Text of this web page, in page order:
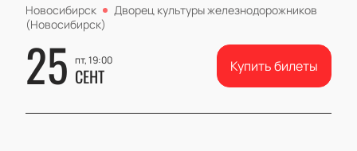
Новосибирск
Дворец культуры железнодорожников
(Новосибирск)
25 пт, 19:00
СЕНТ Купить билеты